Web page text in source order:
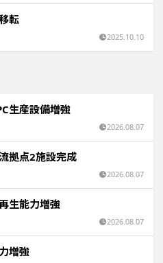
転
2025.10.10
生産設備増強
2026.08.07
拠点2施設完成
2026.08.07
生能力増強
2026.08.07
増強